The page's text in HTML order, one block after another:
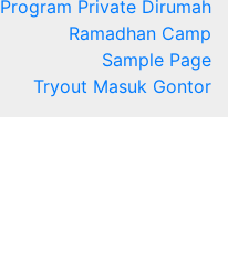
Program Private Dirumah
Ramadhan Camp
Sample Page
Tryout Masuk Gontor